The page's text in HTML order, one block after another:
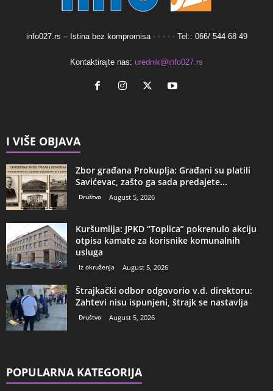
info027.rs – Istina bez kompromisa - - - - - Tel:: 066/ 544 68 49
Kontaktirajte nas: urednik@info027.rs
I VIŠE OBJAVA
Zbor građana Prokuplja: Građani su platili
Savićevac, zašto ga sada predajete...
Društvo August 5, 2026
Kuršumlija: JPKD “Toplica” pokrenulo akciju
otpisa kamate za korisnike komunalnih
usluga
Iz okruženja August 5, 2026
Štrajkački odbor odgovorio v.d. direktoru:
Zahtevi nisu ispunjeni, štrajk se nastavlja
Društvo August 5, 2026
POPULARNA KATEGORIJA